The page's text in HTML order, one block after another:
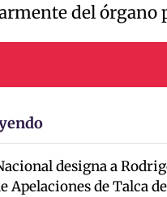
del órgano
designa a
Apelaciones de Talca